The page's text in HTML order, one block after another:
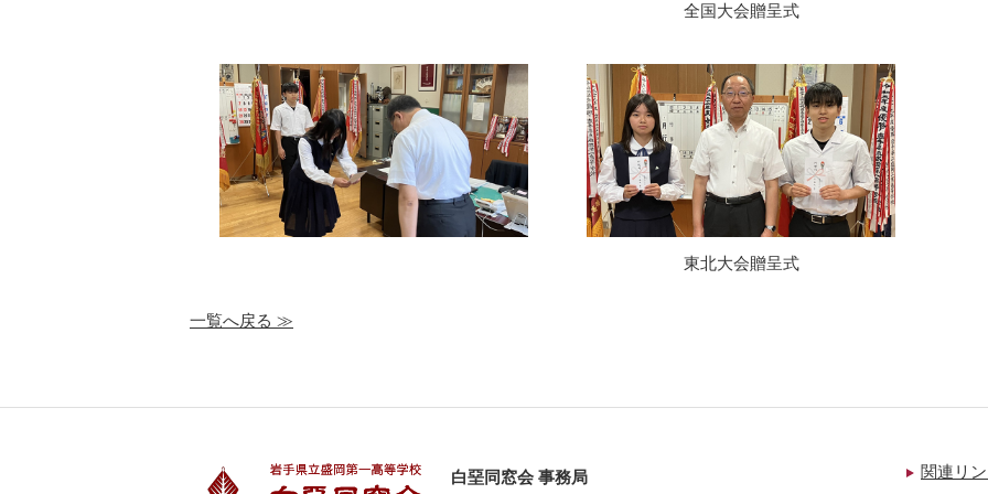
全国大会贈呈式
東北大会贈呈式
一覧へ戻る ≫
関連リ
白堊同窓会 事務局